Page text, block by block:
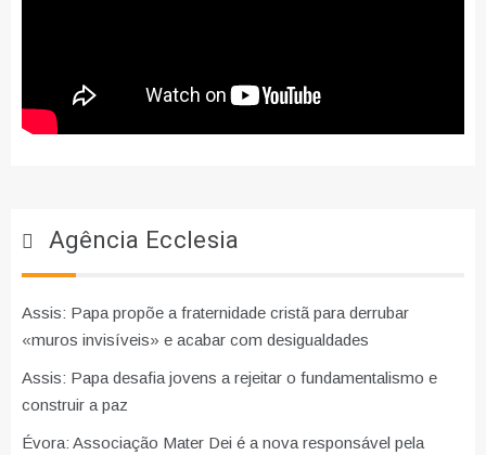
Agência Ecclesia
Assis: Papa propõe a fraternidade cristã para derrubar
«muros invisíveis» e acabar com desigualdades
Assis: Papa desafia jovens a rejeitar o fundamentalismo e
construir a paz
Évora: Associação Mater Dei é a nova responsável pela